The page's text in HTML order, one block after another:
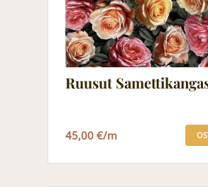
Ruusut
45,00 €/m